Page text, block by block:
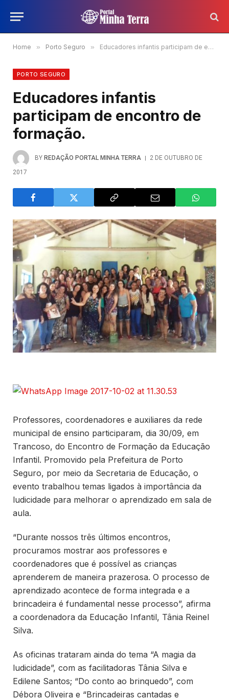
Home » Porto Seguro » Educadores infantis participam de encontro de formação.
PORTO SEGURO
Educadores infantis
participam de encontro de
formação.
BY REDAÇÃO PORTAL MINHA TERRA
2 DE OUTUBRO DE
2017
Professores, coordenadores e auxiliares da rede
municipal de ensino participaram, dia 30/09, em
Trancoso, do Encontro de Formação da Educação
Infantil. Promovido pela Prefeitura de Porto
Seguro, por meio da Secretaria de Educação, o
evento trabalhou temas ligados à importância da
ludicidade para melhorar o aprendizado em sala de
aula.
“Durante nossos três últimos encontros,
procuramos mostrar aos professores e
coordenadores que é possível as crianças
aprenderem de maneira prazerosa. O processo de
aprendizado acontece de forma integrada e a
brincadeira é fundamental nesse processo”, afirma
a coordenadora da Educação Infantil, Tânia Reinel
Silva.
As oficinas trataram ainda do tema “A magia da
ludicidade”, com as facilitadoras Tânia Silva e
Edilene Santos; “Do conto ao brinquedo”, com
Débora Oliveira e “Brincadeiras cantadas e